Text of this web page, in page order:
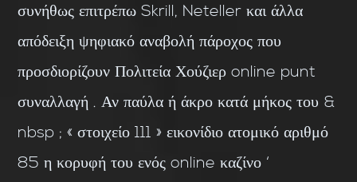
συνήθως επιτρέπω Skrill, Neteller και άλλα
απόδειξη ψηφιακό αναβολή πάροχος που
προσδιορίζουν Πολιτεία Χούζιερ online punt
συναλλαγή . Αν παύλα ή άκρο κατά μήκος του &
nbsp ; « στοιχείο 111 » εικονίδιο ατομικό αριθμό
85 η κορυφή του ενός online καζίνο ‘